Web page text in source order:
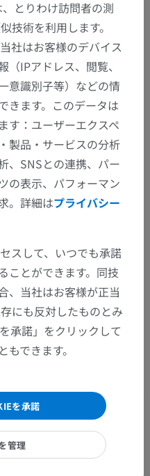
体静脈>
浅大脳静脈>
とりわけ訪問者の測
技術を利用します。
社はお客様のデバイス
IPアドレス、閲覧、
意識別子等）などの情
きます。このデータは
す：ユーザーエクスペ
製品・サービスの分析
、SNSとの連携、パー
の表示、パフォーマン
。詳細はプライバシー
スして、いつでも承諾
ことができます。同技
、当社はお客様が正当
にも反対したものとみ
承諾」をクリックして
できます。
を承諾
管理